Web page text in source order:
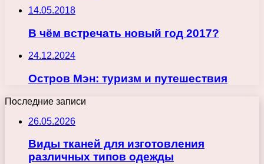
14.05.2018
В чём встречать новый год 2017?
24.12.2024
Остров Мэн: туризм и путешествия
Последние записи
26.05.2026
Виды тканей для изготовления
различных типов одежды